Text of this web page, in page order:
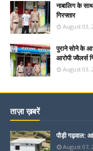
नाबालिग के
गिरफ्तार
August 03,
पुराने सोने के
आरोपी ज्वैलर्स
August 03,
ताज़ा ख़बरें
पौड़ी गढ़वाल:
August 07,